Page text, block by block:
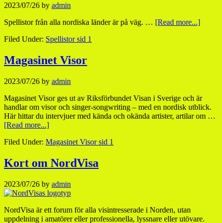
2023/07/26 by admin
Spellistor från alla nordiska länder är på väg. … [Read more...]
Filed Under: Spellistor sid 1
Magasinet Visor
2023/07/26 by admin
Magasinet Visor ges ut av Riksförbundet Visan i Sverige och är
handlar om visor och singer-songwriting – med en nordisk utblick.
Här hittar du intervjuer med kända och okända artister, artilar om …
[Read more...]
Filed Under: Magasinet Visor sid 1
Kort om NordVisa
2023/07/26 by admin
NordVisa är ett forum för alla visintresserade i Norden, utan
uppdelning i amatörer eller professionella, lyssnare eller utövare.